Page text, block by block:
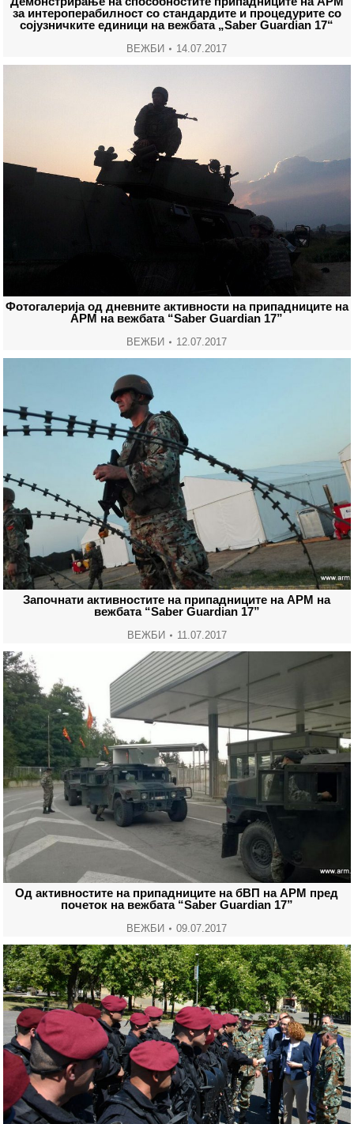
за интероперабилност со стандардите и процедурите со
сојузничките единици на вежбата „Saber Guardian 17“
ВЕЖБИ 14.07.2017
Фотогалерија од дневните активности на припадниците на
АРМ на вежбата “Saber Guardian 17”
ВЕЖБИ 12.07.2017
Започнати активностите на припадниците на АРМ на
вежбата “Saber Guardian 17”
ВЕЖБИ 11.07.2017
Од активностите на припадниците на бВП на АРМ пред
почеток на вежбата “Saber Guardian 17”
ВЕЖБИ 09.07.2017